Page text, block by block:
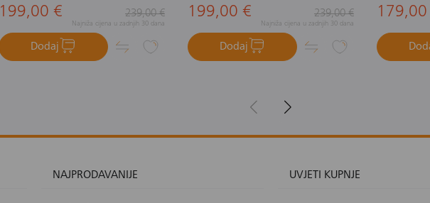
199,00 € 239,00 €
Najniža cijena u zadnjih 30 dana
Dodaj
199,00 € 239,00 €
Najniža cijena u zadnjih 30 dana
Dodaj
179,00
NAJPRODAVANIJE UVJETI KUPNJE